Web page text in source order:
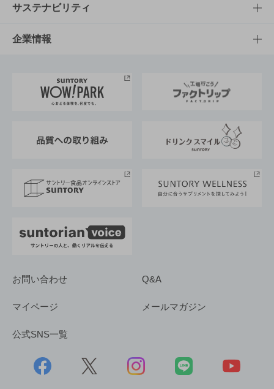
商品発売情報
栄養成分一覧
キャンペーン
工場見学
地域情報
文化・スポーツTOP
サントリーホール
サントリーサンバーズ大阪
サステナビリティ
サステナビリティTOP
サントリーが考えるサステナビリティ経営
企業情報
企業概要
採用情報
お問い合わせ Q&A
マイページ メールマガジン
公式SNS一覧